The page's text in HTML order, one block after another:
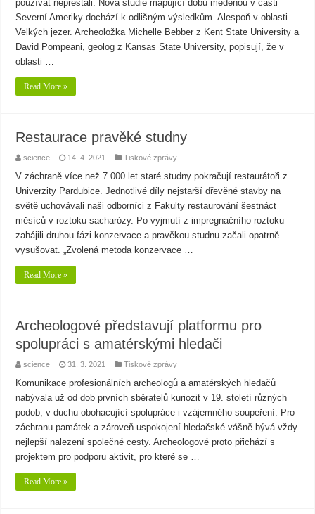
používat nepřestali. Nová studie mapující dobu měděnou v části
Severní Ameriky dochází k odlišným výsledkům. Alespoň v oblasti
Velkých jezer. Archeoložka Michelle Bebber z Kent State University a
David Pompeani, geolog z Kansas State University, popisují, že v
oblasti …
Read More »
Restaurace pravěké studny
science 14. 4. 2021 Tiskové zprávy
V záchraně více než 7 000 let staré studny pokračují restaurátoři z
Univerzity Pardubice. Jednotlivé díly nejstarší dřevěné stavby na
světě uchovávali naši odborníci z Fakulty restaurování šestnáct
měsíců v roztoku sacharózy. Po vyjmutí z impregnačního roztoku
zahájili druhou fázi konzervace a pravěkou studnu začali opatrně
vysušovat. „Zvolená metoda konzervace …
Read More »
Archeologové představují platformu pro
spolupráci s amatérskými hledači
science 31. 3. 2021 Tiskové zprávy
Komunikace profesionálních archeologů a amatérských hledačů
nabývala už od dob prvních sběratelů kuriozit v 19. století různých
podob, v duchu obohacující spolupráce i vzájemného soupeření. Pro
záchranu památek a zároveň uspokojení hledačské vášně bývá vždy
nejlepší nalezení společné cesty. Archeologové proto přichází s
projektem pro podporu aktivit, pro které se …
Read More »